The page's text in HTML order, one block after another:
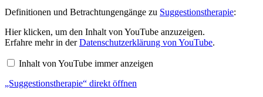
Definitionen und Betrachtungengänge zu Suggestionstherapie:
„Suggestionstherapie“
von
YouTube
Hier klicken, um den Inhalt von YouTube anzuzeigen.
Erfahre mehr in derDatenschutzerklärung von YouTube.
Inhalt von YouTube immer anzeigen
„Suggestionstherapie“ direkt öffnen